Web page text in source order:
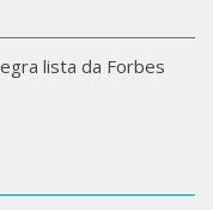
lista da Forbes